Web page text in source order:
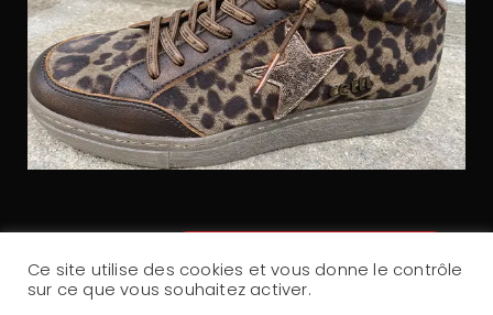
Ce site utilise des cookies et vous donne le contrôle
sur ce que vous souhaitez activer.